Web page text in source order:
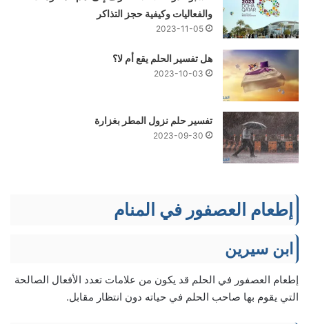
والفعاليات وكيفية حجز التذاكر
2023-11-05
هل تفسير الحلم يقع أم لا؟
2023-10-03
تفسير حلم نزول المطر بغزارة
2023-09-30
إطعام العصفور في المنام
ابن سيرين
إطعام العصفور في الحلم قد يكون من علامات تعدد الأفعال الصالحة
التي يقوم بها صاحب الحلم في حياته دون انتظار مقابل.